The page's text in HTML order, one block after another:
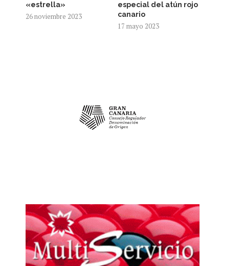
«estrella»
26 noviembre 2023
especial del atún rojo
canario
17 mayo 2023